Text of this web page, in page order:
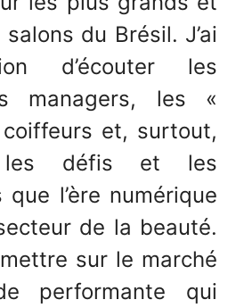
du Brésil. J’ai
d’écouter les
managers, les «
et, surtout,
les défis et les
l’ère numérique
de la beauté.
sur le marché
performante qui